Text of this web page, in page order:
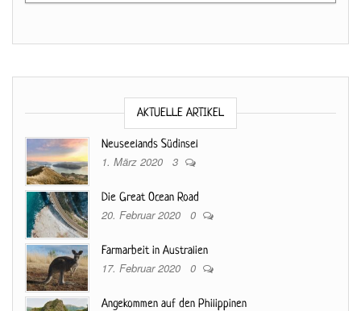
AKTUELLE ARTIKEL
Neuseelands Südinsel
1. März 2020 3
Die Great Ocean Road
20. Februar 2020 0
Farmarbeit in Australien
17. Februar 2020 0
Angekommen auf den Philippinen